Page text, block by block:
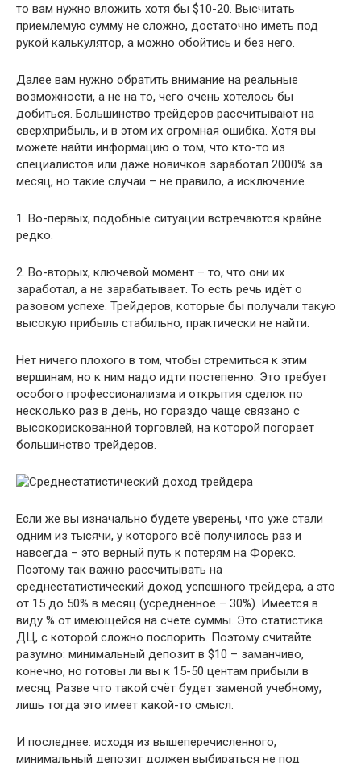
то вам нужно вложить хотя бы $10-20. Высчитать
приемлемую сумму не сложно, достаточно иметь под
рукой калькулятор, а можно обойтись и без него.
Далее вам нужно обратить внимание на реальные
возможности, а не на то, чего очень хотелось бы
добиться. Большинство трейдеров рассчитывают на
сверхприбыль, и в этом их огромная ошибка. Хотя вы
можете найти информацию о том, что кто-то из
специалистов или даже новичков заработал 2000% за
месяц, но такие случаи – не правило, а исключение.
1. Во-первых, подобные ситуации встречаются крайне
редко.
2. Во-вторых, ключевой момент – то, что они их
заработал, а не зарабатывает. То есть речь идёт о
разовом успехе. Трейдеров, которые бы получали такую
высокую прибыль стабильно, практически не найти.
Нет ничего плохого в том, чтобы стремиться к этим
вершинам, но к ним надо идти постепенно. Это требует
особого профессионализма и открытия сделок по
несколько раз в день, но гораздо чаще связано с
высокорискованной торговлей, на которой погорает
большинство трейдеров.
Если же вы изначально будете уверены, что уже стали
одним из тысячи, у которого всё получилось раз и
навсегда – это верный путь к потерям на Форекс.
Поэтому так важно рассчитывать на
среднестатистический доход успешного трейдера, а это
от 15 до 50% в месяц (усреднённое – 30%). Имеется в
виду % от имеющейся на счёте суммы. Это статистика
ДЦ, с которой сложно поспорить. Поэтому считайте
разумно: минимальный депозит в $10 – заманчиво,
конечно, но готовы ли вы к 15-50 центам прибыли в
месяц. Разве что такой счёт будет заменой учебному,
лишь тогда это имеет какой-то смысл.
И последнее: исходя из вышеперечисленного,
минимальный депозит должен выбираться не под